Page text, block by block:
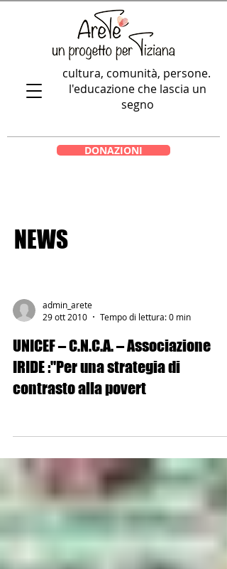
cultura, comunità, persone.
l'educazione che lascia un
segno
DONAZIONI
NEWS
admin_arete
29 ott 2010
Tempo di lettura: 0 min
UNICEF – C.N.C.A. – Associazione
IRIDE :"Per una strategia di
contrasto alla povert